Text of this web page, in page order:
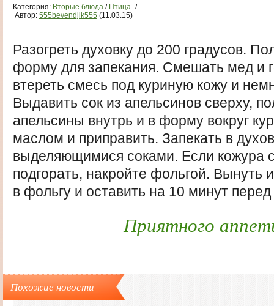
Категория: Вторые блюда / Птица /
Автор: 555bevendjik555 (11.03.15)
Разогреть духовку до 200 градусов.
форму для запекания. Смешать мед и
втереть смесь под куриную кожу и
Выдавить сок из апельсинов сверху,
апельсины внутрь и в форму вокруг
маслом и приправить. Запекать в
выделяющимися соками. Если кожура
подгорать, накройте фольгой. Вынуть
в фольгу и оставить на 10 минут
Приятного
Похожие новости